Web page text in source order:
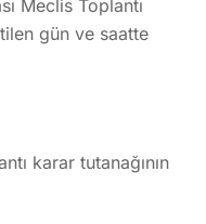
Meclis Toplantı
gün ve saatte
karar tutanağının